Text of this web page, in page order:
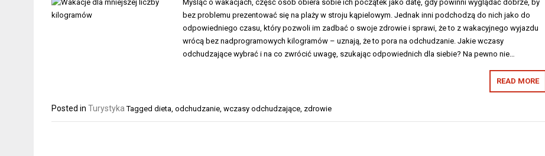
Myśląc o wakacjach, część osób obiera sobie ich początek jako datę, gdy powinni wyglądać dobrze, by
bez problemu prezentować się na plaży w stroju kąpielowym. Jednak inni podchodzą do nich jako do
odpowiedniego czasu, który pozwoli im zadbać o swoje zdrowie i sprawi, że to z wakacyjnego wyjazdu
wrócą bez nadprogramowych kilogramów – uznają, że to pora na odchudzanie. Jakie wczasy
odchudzające wybrać i na co zwrócić uwagę, szukając odpowiednich dla siebie? Na pewno nie…
READ MORE
Posted in Turystyka Tagged dieta, odchudzanie, wczasy odchudzające, zdrowie